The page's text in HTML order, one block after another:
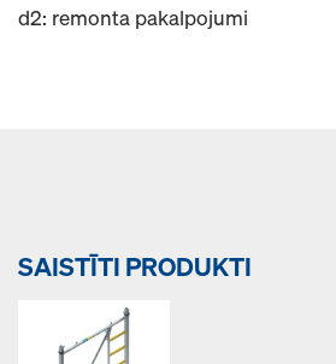
d2: remonta pakalpojumi
SAISTĪTI PRODUKTI